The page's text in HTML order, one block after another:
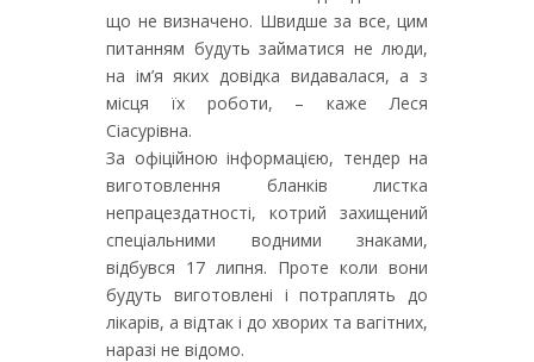
що не визначено. Швидше за все, цим
питанням будуть займатися не люди,
на ім’я яких довідка видавалася, а з
місця їх роботи, – каже Леся
Сіасурівна.
За офіційною інформацією, тендер на
виготовлення бланків листка
непрацездатності, котрий захищений
спеціальними водними знаками,
відбувся 17 липня. Проте коли вони
будуть виготовлені і потраплять до
лікарів, а відтак і до хворих та вагітних,
наразі не відомо.